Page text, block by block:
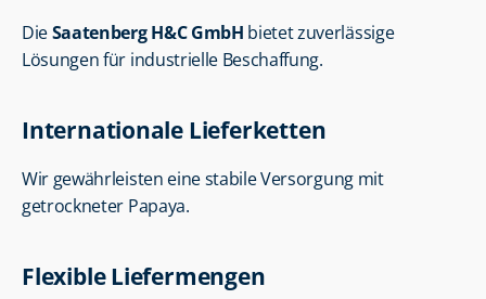
Die Saatenberg H&C GmbH bietet zuverlässige
Lösungen für industrielle Beschaffung.
Internationale Lieferketten
Wir gewährleisten eine stabile Versorgung mit
getrockneter Papaya.
Flexible Liefermengen